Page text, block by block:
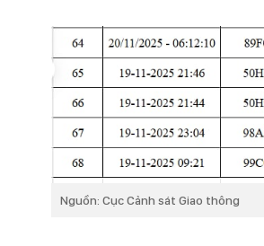
Nguồn: Cục Cảnh sát Giao thông